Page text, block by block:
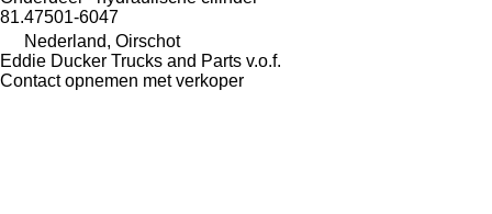
81.47501-6047
Nederland, Oirschot
Eddie Ducker Trucks and Parts v.o.f.
Contact opnemen met verkoper